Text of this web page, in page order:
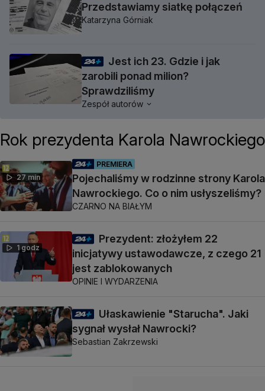
Przedstawiamy siatkę połączeń
Katarzyna Górniak
Jest ich 23. Gdzie i jak
zarobili ponad milion?
Sprawdziliśmy
Zespół autorów
Rok prezydenta Karola Nawrockiego
27 min
PREMIERA
Pojechaliśmy w rodzinne strony Karola
Nawrockiego. Co o nim usłyszeliśmy?
CZARNO NA BIAŁYM
1 godz
Prezydent: złożyłem 22
inicjatywy ustawodawcze, z czego 21
jest zablokowanych
OPINIE I WYDARZENIA
Ułaskawienie "Starucha". Jaki
sygnał wysłał Nawrocki?
Sebastian Zakrzewski